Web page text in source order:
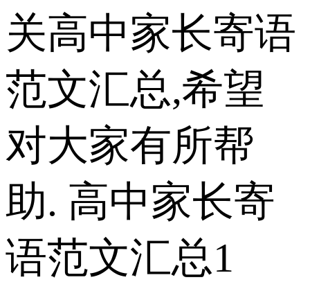
关高中家长寄语
范文汇总,希望
对大家有所帮
助. 高中家长寄
语范文汇总1